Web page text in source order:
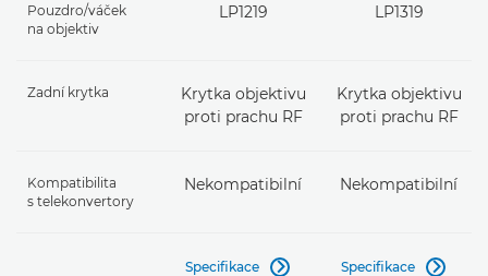
Pouzdro/váček
na objektiv
LP1219 LP1319
Zadní krytka
Krytka objektivu
proti prachu RF
Krytka objektivu
proti prachu RF
Kompatibilita
s telekonvertory
Nekompatibilní Nekompatibilní
Specifikace  Specifikace 